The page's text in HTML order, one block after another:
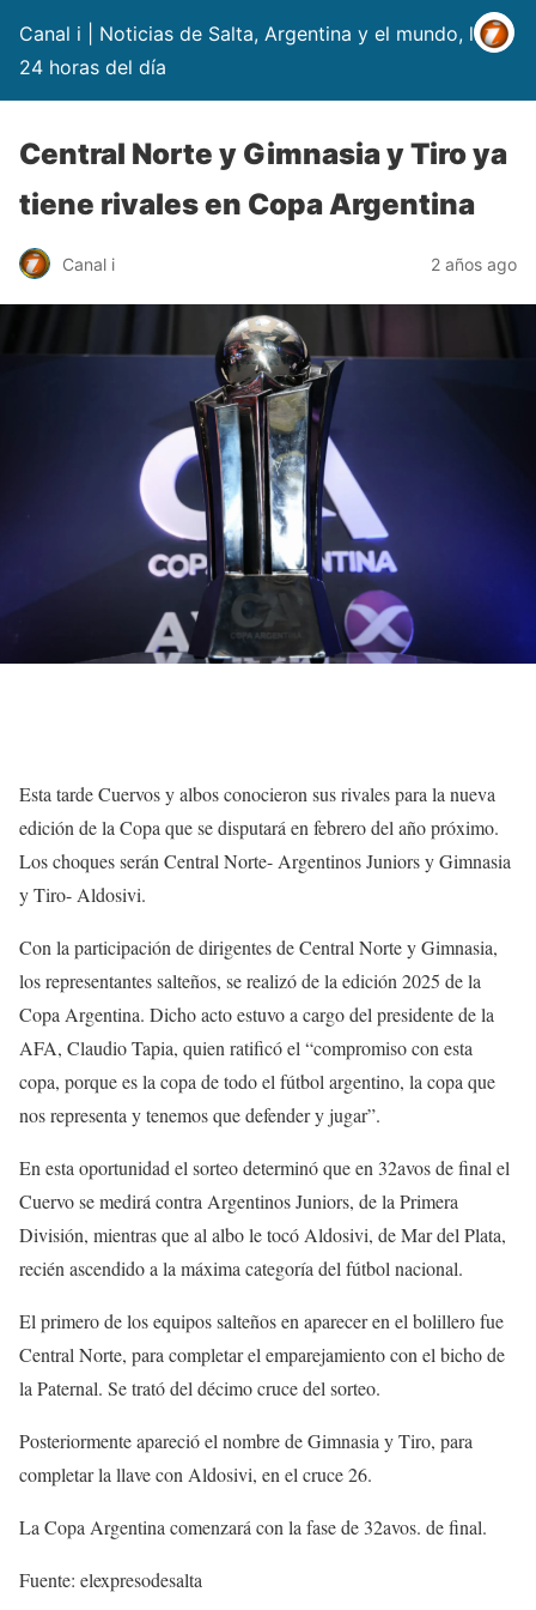
Canal i | Noticias de Salta, Argentina y el mundo, las
24 horas del día
Central Norte y Gimnasia y Tiro ya
tiene rivales en Copa Argentina
Canal i 2 años ago
Esta tarde Cuervos y albos conocieron sus rivales para la nueva
edición de la Copa que se disputará en febrero del año próximo.
Los choques serán Central Norte- Argentinos Juniors y Gimnasia
y Tiro- Aldosivi.
Con la participación de dirigentes de Central Norte y Gimnasia,
los representantes salteños, se realizó de la edición 2025 de la
Copa Argentina. Dicho acto estuvo a cargo del presidente de la
AFA, Claudio Tapia, quien ratificó el “compromiso con esta
copa, porque es la copa de todo el fútbol argentino, la copa que
nos representa y tenemos que defender y jugar”.
En esta oportunidad el sorteo determinó que en 32avos de final el
Cuervo se medirá contra Argentinos Juniors, de la Primera
División, mientras que al albo le tocó Aldosivi, de Mar del Plata,
recién ascendido a la máxima categoría del fútbol nacional.
El primero de los equipos salteños en aparecer en el bolillero fue
Central Norte, para completar el emparejamiento con el bicho de
la Paternal. Se trató del décimo cruce del sorteo.
Posteriormente apareció el nombre de Gimnasia y Tiro, para
completar la llave con Aldosivi, en el cruce 26.
La Copa Argentina comenzará con la fase de 32avos. de final.
Fuente: elexpresodesalta